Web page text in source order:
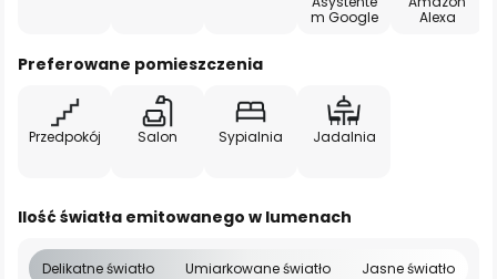
m Google
Alexa
Preferowane pomieszczenia
Przedpokój Salon Sypialnia Jadalnia
Ilość światła emitowanego w lumenach
Delikatne światło Umiarkowane światło Jasne światło